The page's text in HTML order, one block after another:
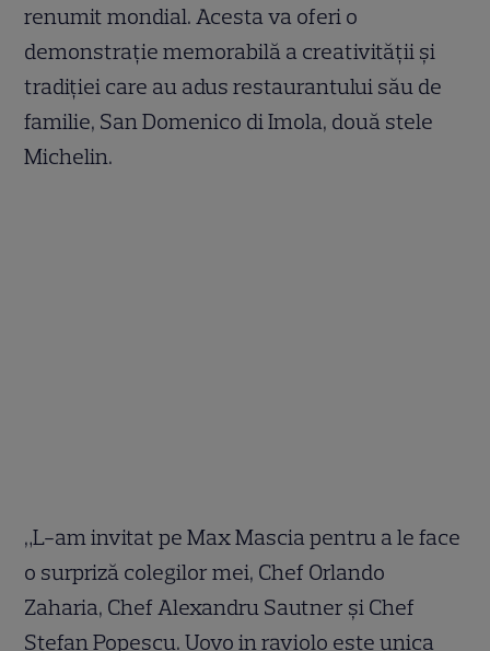
renumit mondial. Acesta va oferi o
demonstrație memorabilă a creativității și
tradiției care au adus restaurantului său de
familie, San Domenico di Imola, două stele
Michelin.
„L-am invitat pe Max Mascia pentru a le face
o surpriză colegilor mei, Chef Orlando
Zaharia, Chef Alexandru Sautner și Chef
Ștefan Popescu. Uovo in raviolo este unica